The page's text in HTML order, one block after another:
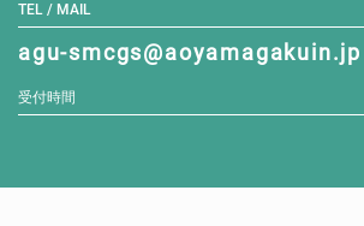
TEL / MAIL
agu-smcgs@aoyamagakuin.jp
受付時間